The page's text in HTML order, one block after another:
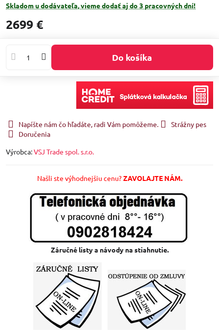
Skladom u dodávateľa, vieme dodať aj do 3 pracovných dní!
2699 €
Do košíka
Napíšte nám čo hľadáte, radi Vám pomôžeme.
Strážny pes
Doručenia
Výrobca:VSJ Trade spol. s.r.o.
Našli ste výhodnejšiu cenu?ZAVOLAJTE NÁM.
Záručné listy a návody na stiahnutie.